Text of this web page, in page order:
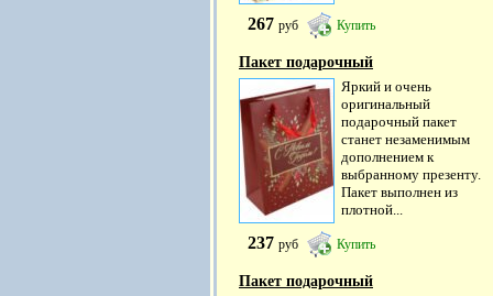
267 руб Купить
Пакет подарочный
Яркий и очень
оригинальный
подарочный пакет
станет незаменимым
дополнением к
выбранному презенту.
Пакет выполнен из
плотной...
237 руб Купить
Пакет подарочный